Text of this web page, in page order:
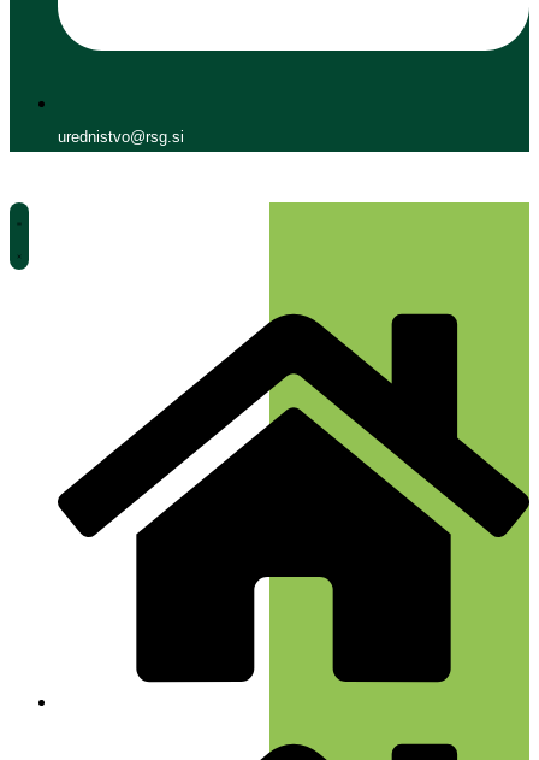
urednistvo@rsg.si